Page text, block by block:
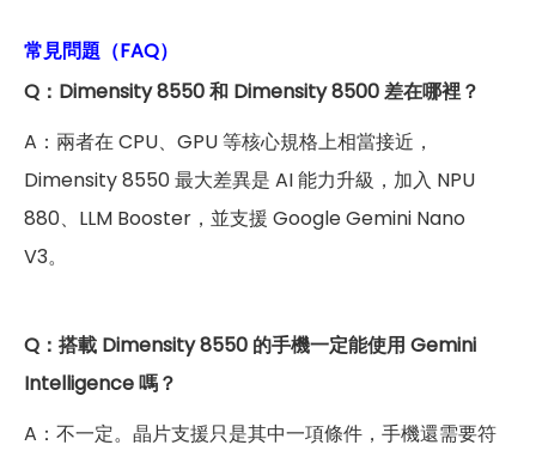
常見問題（FAQ）
Q：Dimensity 8550 和 Dimensity 8500 差在哪裡？
A：兩者在 CPU、GPU 等核心規格上相當接近，
Dimensity 8550 最大差異是 AI 能力升級，加入 NPU
880、LLM Booster，並支援 Google Gemini Nano
V3。
Q：搭載 Dimensity 8550 的手機一定能使用 Gemini
Intelligence 嗎？
A：不一定。晶片支援只是其中一項條件，手機還需要符